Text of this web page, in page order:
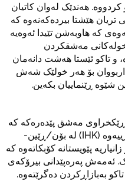
کردووە. هەندێک لەوان کاتیان
تریان هێشتا بیردەکەنەوە کە
کە هاوبەشن تێیدا ئەوەیە
مەشقکردن
لە سەرەتای ٢٠١٩ ەوە، و تاکو ئێستا هەشت دانەمان
بۆ هەر خولێک شەش
شێوە ڕێنماییان بکەین.
ڕێکخراوی مەشق پێدەرەکە کە
لەلایەن ژووری بازرگانی و پیشەسازییەوە (IHK) لە بۆن/ڕێین-
پێویستانە کۆبکاتەوە کە
ئەمەش پەرەپێدانی بیرۆکەی
بەبازاڕکردن دەگرێتەوە.